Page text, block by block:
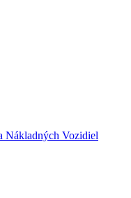
Nákladných Vozidiel